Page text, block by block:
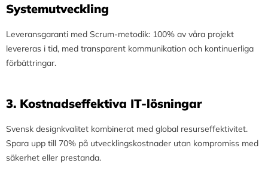
Systemutveckling
Leveransgaranti med Scrum-metodik: 100% av våra projekt
levereras i tid, med transparent kommunikation och kontinuerliga
förbättringar.
3.⁠ ⁠Kostnadseffektiva IT-lösningar
Svensk designkvalitet kombinerat med global resurseffektivitet.
Spara upp till 70% på utvecklingskostnader utan kompromiss med
säkerhet eller prestanda.